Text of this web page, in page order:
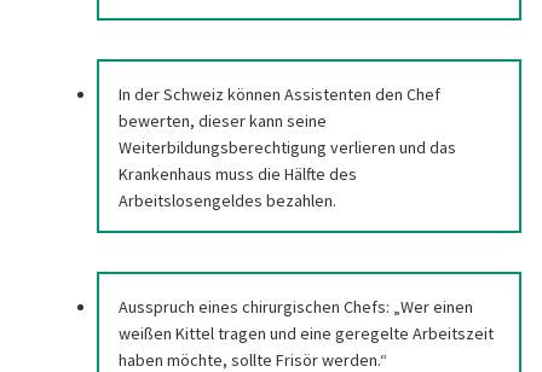
In der Schweiz können Assistenten den Chef
bewerten, dieser kann seine
Weiterbildungsberechtigung verlieren und das
Krankenhaus muss die Hälfte des
Arbeitslosengeldes bezahlen.
Ausspruch eines chirurgischen Chefs: „Wer einen
weißen Kittel tragen und eine geregelte Arbeitszeit
haben möchte, sollte Frisör werden.“